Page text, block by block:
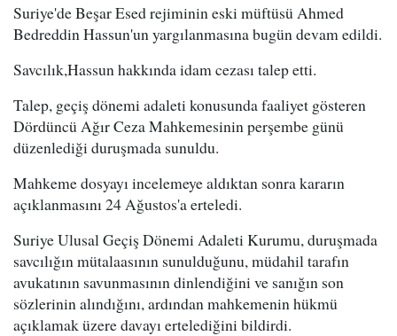
Suriye'de Beşar Esed rejiminin eski müftüsü Ahmed
Bedreddin Hassun'un yargılanmasına bugün devam edildi.
Savcılık,Hassun hakkında idam cezası talep etti.
Talep, geçiş dönemi adaleti konusunda faaliyet gösteren
Dördüncü Ağır Ceza Mahkemesinin perşembe günü
düzenlediği duruşmada sunuldu.
Mahkeme dosyayı incelemeye aldıktan sonra kararın
açıklanmasını 24 Ağustos'a erteledi.
Suriye Ulusal Geçiş Dönemi Adaleti Kurumu, duruşmada
savcılığın mütalaasının sunulduğunu, müdahil tarafın
avukatının savunmasının dinlendiğini ve sanığın son
sözlerinin alındığını, ardından mahkemenin hükmü
açıklamak üzere davayı ertelediğini bildirdi.